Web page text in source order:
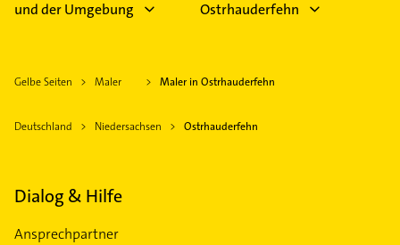
und der Umgebung
Ostrhauderfehn
Gelbe Seiten Maler Maler in Ostrhauderfehn
Deutschland Niedersachsen Ostrhauderfehn
Dialog & Hilfe
Ansprechpartner